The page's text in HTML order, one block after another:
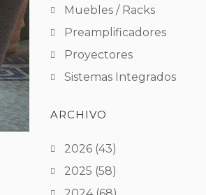
Muebles / Racks
Preamplificadores
Proyectores
Sistemas Integrados
ARCHIVO
2026(43)
2025 (58)